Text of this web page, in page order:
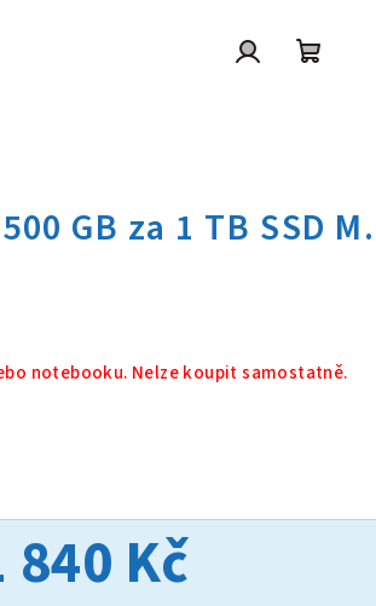
GB za 1 TB SSD
notebooku. Nelze koupit samostatně.
840 Kč